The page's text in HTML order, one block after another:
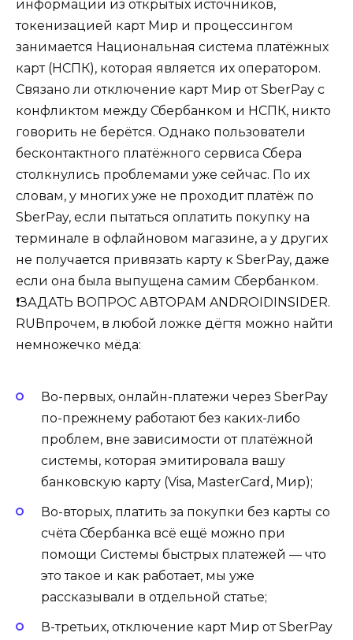
информации из открытых источников,
токенизацией карт Мир и процессингом
занимается Национальная система платёжных
карт (НСПК), которая является их оператором.
Связано ли отключение карт Мир от SberPay с
конфликтом между Сбербанком и НСПК, никто
говорить не берётся. Однако пользователи
бесконтактного платёжного сервиса Сбера
столкнулись проблемами уже сейчас. По их
словам, у многих уже не проходит платёж по
SberPay, если пытаться оплатить покупку на
терминале в офлайновом магазине, а у других
не получается привязать карту к SberPay, даже
если она была выпущена самим Сбербанком.
❗️ЗАДАТЬ ВОПРОС АВТОРАМ ANDROIDINSIDER.
RUВпрочем, в любой ложке дёгтя можно найти
немножечко мёда:
Во-первых, онлайн-платежи через SberPay
по-прежнему работают без каких-либо
проблем, вне зависимости от платёжной
системы, которая эмитировала вашу
банковскую карту (Visa, MasterCard, Мир);
Во-вторых, платить за покупки без карты со
счёта Сбербанка всё ещё можно при
помощи Системы быстрых платежей — что
это такое и как работает, мы уже
рассказывали в отдельной статье;
В-третьих, отключение карт Мир от SberPay